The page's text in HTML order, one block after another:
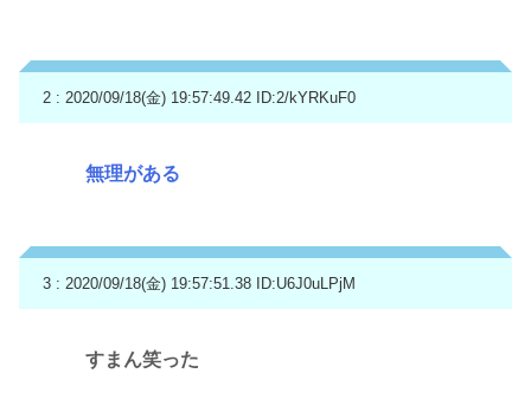
2 : 2020/09/18(金) 19:57:49.42 ID:2/kYRKuF0
無理がある
3 : 2020/09/18(金) 19:57:51.38 ID:U6J0uLPjM
すまん笑った